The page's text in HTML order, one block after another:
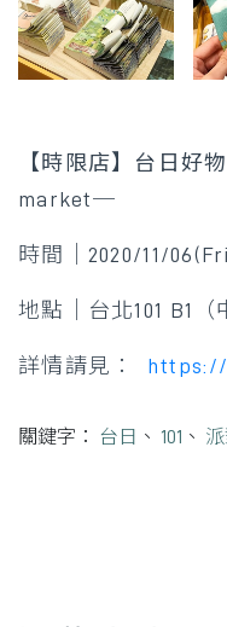
【時限店】台日好
market─
時間｜2020/11/
地點｜台北101 B1（
詳情請見：
關鍵字： 台日 、 101 、